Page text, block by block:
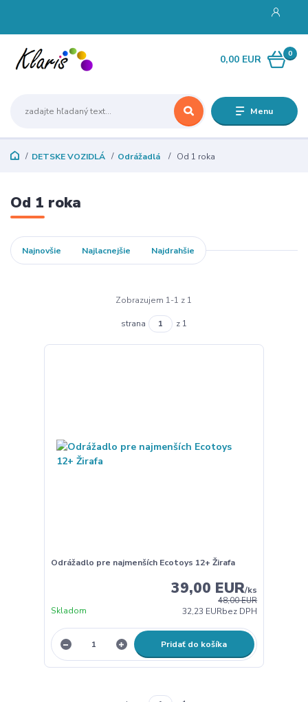
Menu
0
0,00 EUR
DETSKE VOZIDLÁ Odrážadlá Od 1 roka
Od 1 roka
Najnovšie Najlacnejšie Najdrahšie
Zobrazujem 1-1 z 1
strana z 1
Odrážadlo pre najmenších Ecotoys 12+ Žirafa
48,00 EUR
39,00 EUR/ks
32,23 EURbez DPH
Skladom
Pridať do košíka